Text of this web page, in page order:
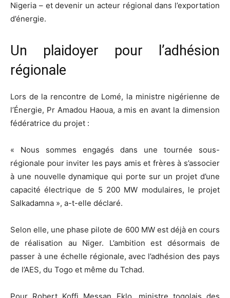
Nigeria – et devenir un acteur régional dans l’exportation
d’énergie.
Un plaidoyer pour l’adhésion
régionale
Lors de la rencontre de Lomé, la ministre nigérienne de
l’Énergie, Pr Amadou Haoua, a mis en avant la dimension
fédératrice du projet :
« Nous sommes engagés dans une tournée sous-
régionale pour inviter les pays amis et frères à s’associer
à une nouvelle dynamique qui porte sur un projet d’une
capacité électrique de 5 200 MW modulaires, le projet
Salkadamna », a-t-elle déclaré.
Selon elle, une phase pilote de 600 MW est déjà en cours
de réalisation au Niger. L’ambition est désormais de
passer à une échelle régionale, avec l’adhésion des pays
de l’AES, du Togo et même du Tchad.